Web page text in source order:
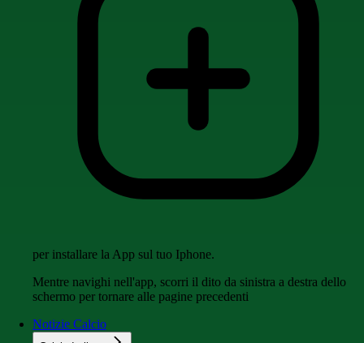
per installare la App sul tuo Iphone.
Mentre navighi nell'app, scorri il dito da sinistra a destra dello
schermo per tornare alle pagine precedenti
Notizie Calcio